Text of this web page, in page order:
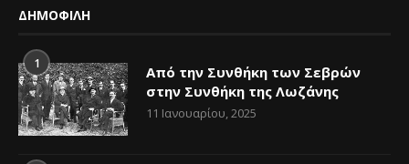
ΔΗΜΟΦΙΛΗ
1
Από την Συνθήκη των Σεβρών
στην Συνθήκη της Λωζάνης
11 Ιανουαρίου, 2025